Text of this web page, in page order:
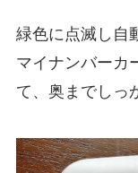
緑色に点滅し自
マイナンバーカ
て、奥までしっ